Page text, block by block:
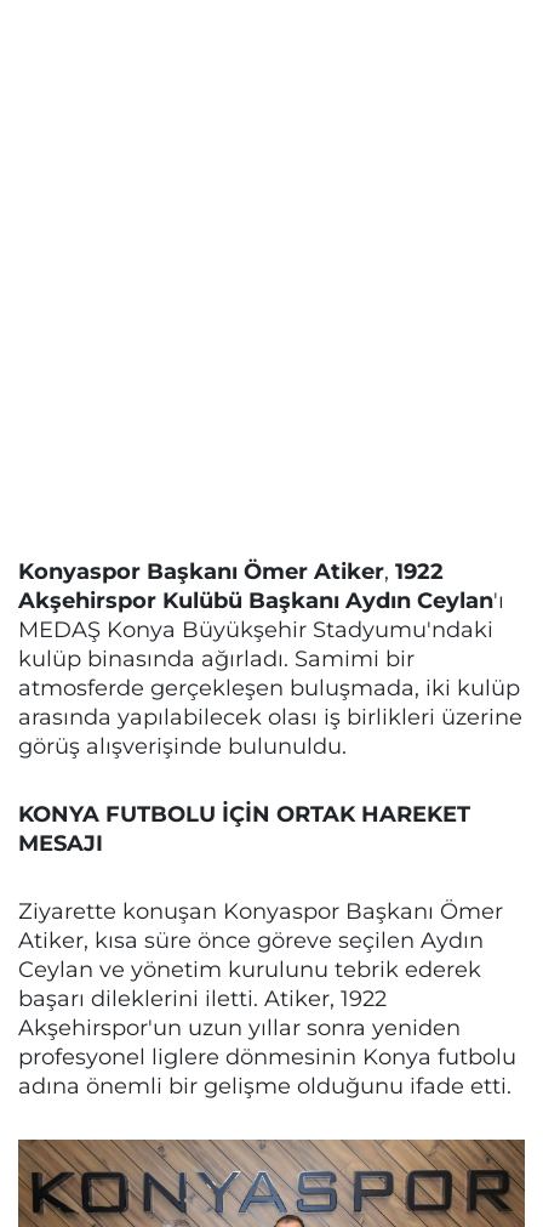
Konyaspor Başkanı Ömer Atiker, 1922
Akşehirspor Kulübü Başkanı Aydın Ceylan'ı
MEDAŞ Konya Büyükşehir Stadyumu'ndaki
kulüp binasında ağırladı. Samimi bir
atmosferde gerçekleşen buluşmada, iki kulüp
arasında yapılabilecek olası iş birlikleri üzerine
görüş alışverişinde bulunuldu.
KONYA FUTBOLU İÇİN ORTAK HAREKET
MESAJI
Ziyarette konuşan Konyaspor Başkanı Ömer
Atiker, kısa süre önce göreve seçilen Aydın
Ceylan ve yönetim kurulunu tebrik ederek
başarı dileklerini iletti. Atiker, 1922
Akşehirspor'un uzun yıllar sonra yeniden
profesyonel liglere dönmesinin Konya futbolu
adına önemli bir gelişme olduğunu ifade etti.